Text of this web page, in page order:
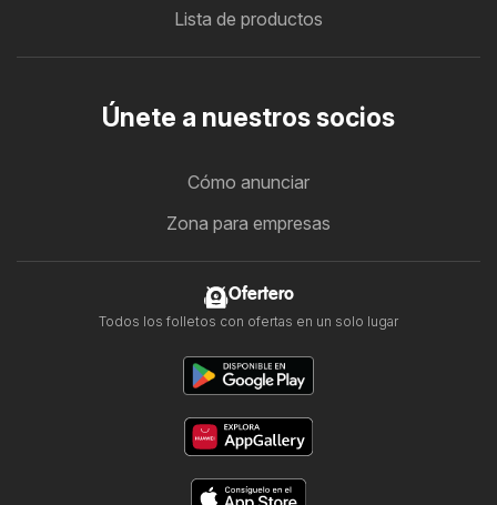
Lista de productos
Únete a nuestros socios
Cómo anunciar
Zona para empresas
Ofertero
Todos los folletos con ofertas en un solo lugar